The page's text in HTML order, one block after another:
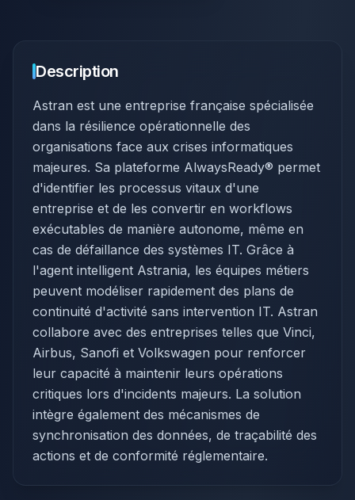
Description
​Astran est une entreprise française spécialisée
dans la résilience opérationnelle des
organisations face aux crises informatiques
majeures. Sa plateforme AlwaysReady® permet
d'identifier les processus vitaux d'une
entreprise et de les convertir en workflows
exécutables de manière autonome, même en
cas de défaillance des systèmes IT. Grâce à
l'agent intelligent Astrania, les équipes métiers
peuvent modéliser rapidement des plans de
continuité d'activité sans intervention IT. Astran
collabore avec des entreprises telles que Vinci,
Airbus, Sanofi et Volkswagen pour renforcer
leur capacité à maintenir leurs opérations
critiques lors d'incidents majeurs. La solution
intègre également des mécanismes de
synchronisation des données, de traçabilité des
actions et de conformité réglementaire.